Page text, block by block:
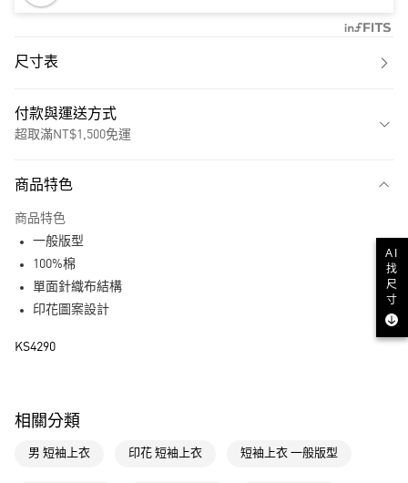
尺寸表
付款與運送方式
超取滿NT$1,500免運
LINE Pay
運送方式
付款後全家取貨
每筆NT$80，滿NT$1,500(含以上)免運費
商品特色
商品特色
一般版型
100%棉
單面針織布結構
印花圖案設計
KS4290
相關分類
男 短袖上衣 印花 短袖上衣 短袖上衣 一般版型
AI
找
尺
寸